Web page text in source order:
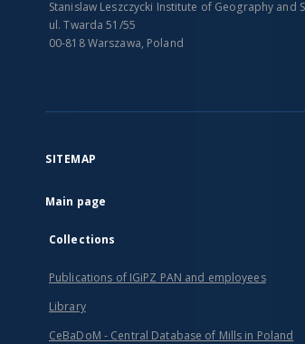
Stanislaw Leszczycki Institute of Geography and
ul. Twarda 51/55
00-818 Warszawa, Poland
SITEMAP
Main page
Collections
Publications of IGiPZ PAN and employees
Library
CeBaDoM - Central Database of Mills in Poland